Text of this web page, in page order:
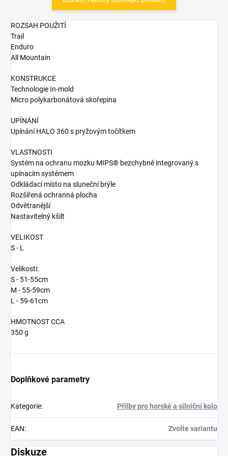
ROZSAH POUŽITÍ
Trail
Enduro
All Mountain
KONSTRUKCE
Technologie In-mold
Micro polykarbonátová skořepina
UPÍNÁNÍ
Upínání HALO 360 s pryžovým točítkem
VLASTNOSTI
Systém na ochranu mozku MIPS® bezchybně integrovaný s
upínacím systémem
Odkládací místo na sluneční brýle
Rozšířená ochranná plocha
Odvětranější
Nastavitelný kšilt
VELIKOST
S - L
Velikosti:
S - 51-55cm
M - 55-59cm
L - 59-61cm
HMOTNOST CCA
350 g
Doplňkové parametry
Kategorie: Přilby pro horské a silniční kolo
EAN: Zvolte variantu
Diskuze